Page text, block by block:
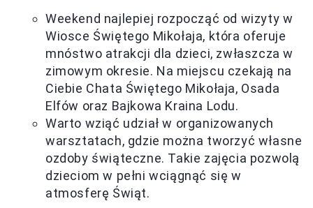
Weekend najlepiej rozpocząć od wizyty w
Wiosce Świętego Mikołaja, która oferuje
mnóstwo atrakcji dla dzieci, zwłaszcza w
zimowym okresie. Na miejscu czekają na
Ciebie Chata Świętego Mikołaja, Osada
Elfów oraz Bajkowa Kraina Lodu.
Warto wziąć udział w organizowanych
warsztatach, gdzie można tworzyć własne
ozdoby świąteczne. Takie zajęcia pozwolą
dzieciom w pełni wciągnąć się w
atmosferę Świąt.